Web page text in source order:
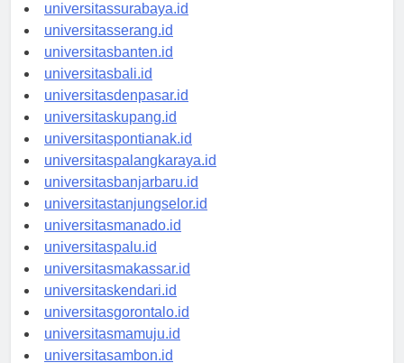
universitasyogyakarta.id
universitassurabaya.id
universitasserang.id
universitasbanten.id
universitasbali.id
universitasdenpasar.id
universitaskupang.id
universitaspontianak.id
universitaspalangkaraya.id
universitasbanjarbaru.id
universitastanjungselor.id
universitasmanado.id
universitaspalu.id
universitasmakassar.id
universitaskendari.id
universitasgorontalo.id
universitasmamuju.id